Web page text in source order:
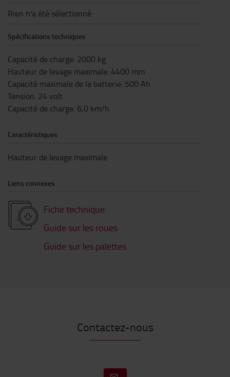
Rien n'a été sélectionné
Spécifications techniques
Capacité de charge: 2000 kg
Hauteur de levage maximale: 4400 mm
Capacité maximale de la batterie: 500 Ah
Tension: 24 volt
Capacité de charge: 6,0 km/h
Caractéristiques
Hauteur de levage maximale
Liens connexes
Fiche technique
Guide sur les roues
Guide sur les palettes
Contactez-nous